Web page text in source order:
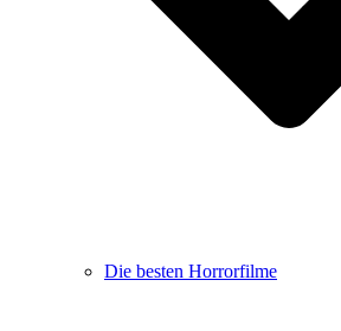
Die besten Horrorfilme